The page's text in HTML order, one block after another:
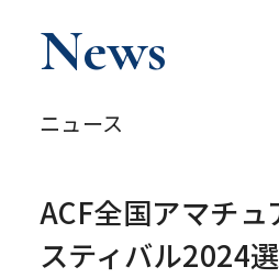
News
ニュース
ACF全国アマチュ
スティバル2024